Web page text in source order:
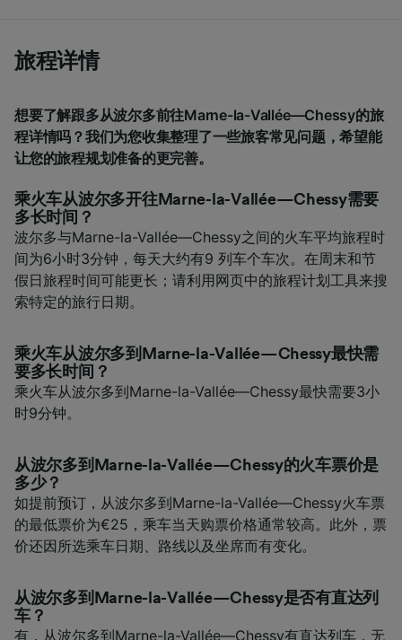
旅程详情
想要了解跟多从波尔多前往Marne-la-Vallée—Chessy的旅
程详情吗？我们为您收集整理了一些旅客常见问题，希望能
让您的旅程规划准备的更完善。
乘火车从波尔多开往Marne-la-Vallée—Chessy需要
多长时间？
波尔多与Marne-la-Vallée—Chessy之间的火车平均旅程时
间为6小时3分钟，每天大约有9 列车个车次。在周末和节
假日旅程时间可能更长；请利用网页中的旅程计划工具来搜
索特定的旅行日期。
乘火车从波尔多到Marne-la-Vallée—Chessy最快需
要多长时间？
乘火车从波尔多到Marne-la-Vallée—Chessy最快需要3小
时9分钟。
从波尔多到Marne-la-Vallée—Chessy的火车票价是
多少？
如提前预订，从波尔多到Marne-la-Vallée—Chessy火车票
的最低票价为€25，乘车当天购票价格通常较高。此外，票
价还因所选乘车日期、路线以及坐席而有变化。
从波尔多到Marne-la-Vallée—Chessy是否有直达列
车？
有，从波尔多到Marne-la-Vallée—Chessy有直达列车，无